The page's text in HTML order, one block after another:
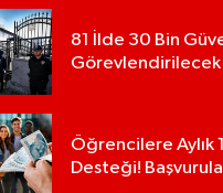
81 İlde 30 Bin
Görevlendirilecek
Öğrencilere Aylık
Desteği!